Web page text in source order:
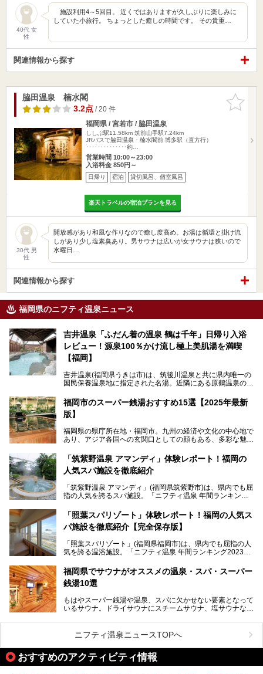
40代 女
性
施設利用4～5回目。 近くではありますが久しぶりに楽しみに
していた小旅行。 ちょっとした癒しの時間です。 その貴重…
関連情報から探す
お気に入
りに追加
脇田温泉 楠水閣
3.2点/ 20 件
福岡県 / 宮若市 / 脇田温泉
ししぶ駅11.58km 筑前山手駅7.24km
JRバスで脇田温泉・楠水閣前 博多駅（直方行）
‥‥‥‥‥‥‥約…
営業時間 10:00～23:00
入浴料金 850円～
日帰り 宿泊 貸切風呂、個室風呂
楽天トラベルの宿泊プランを見る
30代 男
性
開放感があり和風な作りなので癒し度高め。お湯は循環と掛け流
しがあり少し塩素臭あり。男サウナは広いが女サウナは狭いので
水曜日…
関連情報から探す
福岡県のニフティ温泉ニュース
吉井温泉「ふだん着の温泉 鶴は千年」日帰り入浴
レビュー！源泉100％かけ流し極上美肌湯を満喫
【福岡】
吉井温泉(福岡県うきは市)は、筑後川温泉と共に県内唯一の
国民保養温泉地に指定された名湯。近隣にある原鶴温泉の観
す。
「ふだん着の温泉 鶴は千年」は、吉井温泉にある日帰り入
住民や温泉ファンに愛され続けています。今回は筆者自ら日
帰り入浴し、自慢の温泉を中心に詳細レビューします！
福岡市のスーパー銭湯おすすめ15選【2025年最新
版】
福岡県の県庁所在地・福岡市。九州の経済や文化の中心地で
あり、アジア各国への玄関口としての顔もある、多彩な魅力
そんな福岡市は、スーパー銭湯も多種多彩。玄界灘を眺めら
れるリゾート気分満点のスーパー銭湯から、繁華街近くのレ
いスーパー銭湯を一挙ご紹介します。
「筑紫野温泉 アマンディ」体験レポート！福岡の
人気スパ施設を徹底紹介
「筑紫野温泉 アマンディ」(福岡県筑紫野市)は、県内でも屈
指の人気を誇るスパ施設。「ニフティ温泉 年間ランキング2
入浴客で賑わっています。
そこで今回は、ニフティ温泉ライターである筆者が現地訪
ーム・併設するレストランを体験し、それらの全貌を徹底紹
介します！
「照葉スパリゾート」体験レポート！福岡の人気ス
パ施設を徹底紹介【完全保存版】
「照葉スパリゾート」(福岡県福岡市)は、県内でも屈指の人
気を誇る温浴施設。「ニフティ温泉 年間ランキング2023」
常連客で賑わっています。
そこで今回は、ニフティ温泉ライターである筆者が現地体
ューズメント・宿泊施設・グルメ・その他施設まで、多彩な
る全貌と魅力を徹底紹介します！
福岡県でサウナがオススメの温泉・スパ・スーパー
銭湯10選
もはやスーパー銭湯や温泉、スパに欠かせない要素となって
いるサウナ。ドライサウナにスチームサウナ、塩サウナな
ペース、ロウリュウなど、心ゆくまで楽しむためのサービス
が充実した施設も多くみられます。
今回はそんなサウナにこだわった、福岡県内のオススメ温
泉・銭湯・スパを10件紹介したいと思います！
ニフティ温泉ニュースTOPへ
おすすめのアクティビティ情報